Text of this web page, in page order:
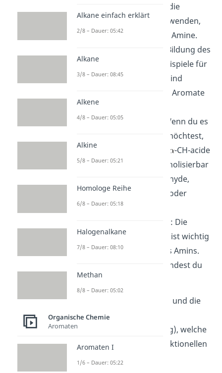
kannst du für die
Mannich Reaktion verwenden,
jedoch keine tertiären Amine.
Diese verhindern die Bildung des
Zwischenprodukts. Beispiele für
Aminokomponenten sind
Enamine, Imine, Indol, Aromate
und Phenole.
Acide Komponente
: Wenn du es
ganz genau nehmen möchtest,
brauchst du hier eine
-CH-acide
Verbindung, welche enolisierbar
ist. Beispiele sind Aldehyde,
Ketone, Nitrile, Alkine oder
Nitroalkane.
: Die
Carbonylkomponente ist wichtig
für die Aktivierung des Amins.
Typischerweise verwendest du
hier Formaldehyd.
und die
Mannich Base
Aminocarbonylverbindung), welche
ein Amin mit weiteren funktionellen
Gruppen ist.
Alkane einfach erklärt
2/8 – Dauer: 05:42
Alkane
3/8 – Dauer: 08:45
Alkene
4/8 – Dauer: 05:05
Alkine
5/8 – Dauer: 05:21
Homologe Reihe
6/8 – Dauer: 05:18
Halogenalkane
7/8 – Dauer: 08:10
Methan
8/8 – Dauer: 05:02
Organische Chemie
Aromaten
Aromaten I
1/6 – Dauer: 05:22